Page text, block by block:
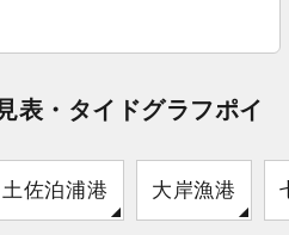
表・タイドグラフポイ
土佐泊浦港 大岸漁港